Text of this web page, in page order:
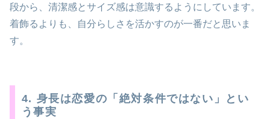
段から、清潔感とサイズ感は意識するようにしています。
着飾るよりも、自分らしさを活かすのが一番だと思いま
す。
4. 身長は恋愛の「絶対条件ではない」とい
う事実